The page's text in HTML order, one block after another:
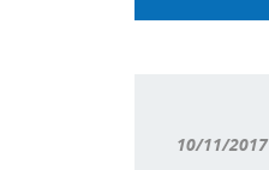
10/11/2017